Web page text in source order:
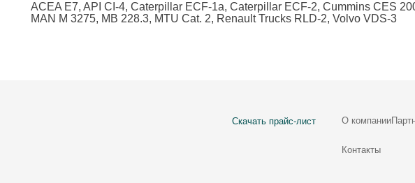
ACEA E7, API CI-4, Caterpillar ECF-1a, Caterpillar ECF-2, Cummins CES
MAN M 3275, MB 228.3, MTU Cat. 2, Renault Trucks RLD-2, Volvo VDS-3
Скачать прайс-лист О компании
Контакты